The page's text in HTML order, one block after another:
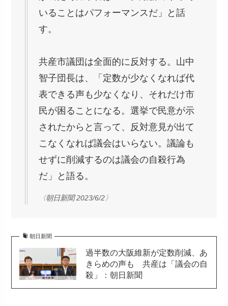
いることはパフォーマンスだ」と話
す。
共産市議団は全面的に反対する。山中
智子団長は、「定数が少なくなれば代
表できる声も少なくなり、それだけ市
民が困ることになる。選挙で民意が示
されたからと言って、反対意見が出て
こなくなれば議会はいらない。議論も
せずに削減するのは議会の自殺行為
だ」と語る。
〈朝日新聞 2023/6/2〉
朝日新聞
過半数の大阪維新が定数削減、あ
きらめの声も 共産は「議会の自
殺」：朝日新聞